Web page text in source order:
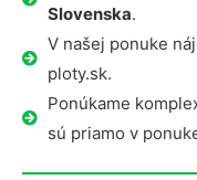
Slovenska.
V našej ponuke
ploty.sk.
Ponúkame
sú priamo v